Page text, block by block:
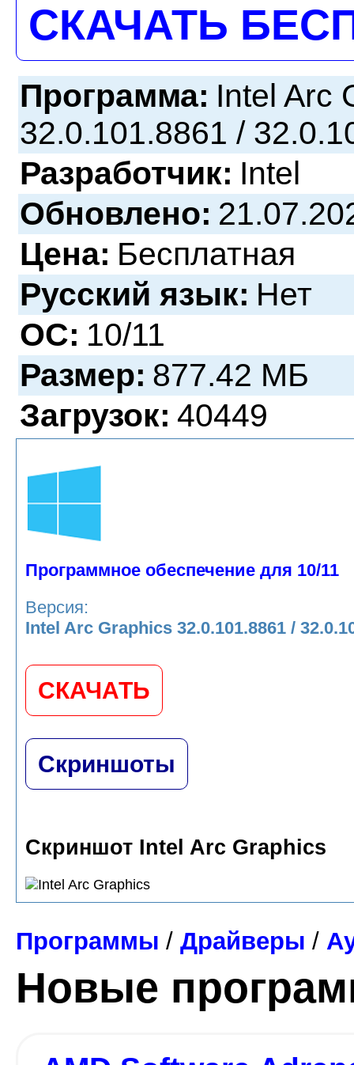
СКАЧАТЬ
Программа: Intel Arc
32.0.101.8861 /
Разработчик: Intel
Обновлено:
Цена: Бесплатная
Русский язык: Нет
ОС: 10/11
Размер: 877.42 МБ
Загрузок: 40449
Программное обеспечение для 10/11
Версия:
Intel Arc Graphics 32.0.101.8861 /
СКАЧАТЬ
Скриншоты
Скриншот Intel Arc Graphics
Программы / Драйверы /
Новые